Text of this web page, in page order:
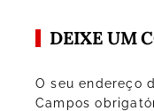
DEIXE UM
O seu endereço
Campos